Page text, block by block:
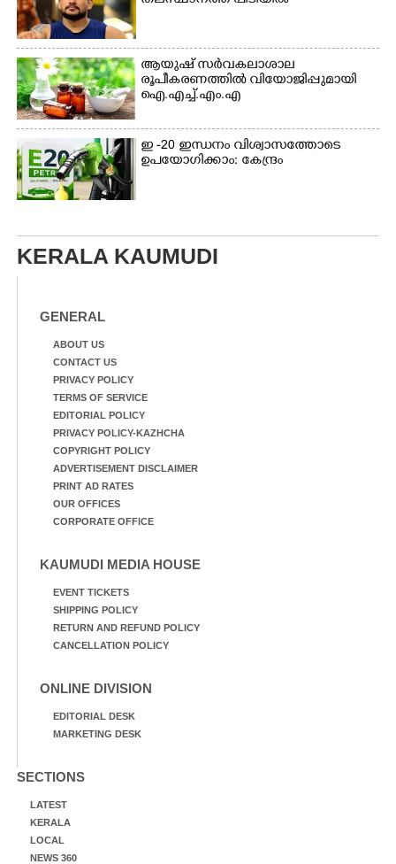
ആയുഷ് സർവകലാശാല
രൂപീകരണത്തിൽ വിയോജിപ്പുമായി
ഐ.എച്ച്.എം.എ
ഇ -20 ഇന്ധനം വിശ്വാസത്തോടെ
ഉപയോഗിക്കാം: കേന്ദ്രം
KERALA KAUMUDI
GENERAL
ABOUT US
CONTACT US
PRIVACY POLICY
TERMS OF SERVICE
EDITORIAL POLICY
PRIVACY POLICY-KAZHCHA
COPYRIGHT POLICY
ADVERTISEMENT DISCLAIMER
PRINT AD RATES
OUR OFFICES
CORPORATE OFFICE
KAUMUDI MEDIA HOUSE
EVENT TICKETS
SHIPPING POLICY
RETURN AND REFUND POLICY
CANCELLATION POLICY
ONLINE DIVISION
EDITORIAL DESK
MARKETING DESK
SECTIONS
LATEST
KERALA
LOCAL
NEWS 360